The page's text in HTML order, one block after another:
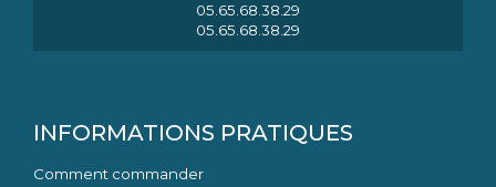
05.65.68.38.29
05.65.68.38.29
INFORMATIONS PRATIQUES
Comment commander